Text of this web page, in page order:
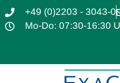
+49 (0)2203 - 3043-0
Mo-Do: 07:30-16:30